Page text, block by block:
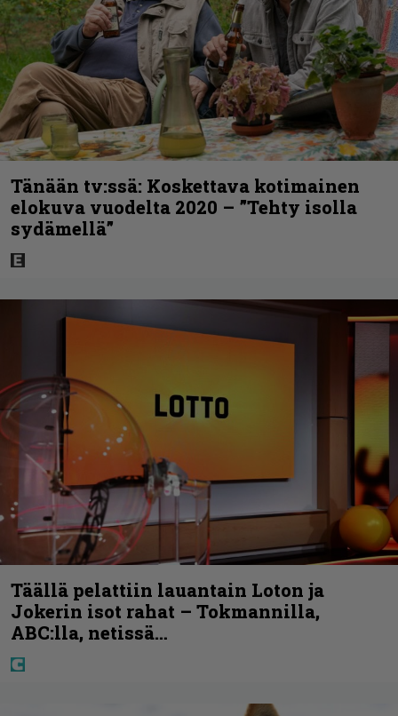
Tänään tv:ssä: Koskettava kotimainen
elokuva vuodelta 2020 – ”Tehty isolla
sydämellä”
Täällä pelattiin lauantain Loton ja
Jokerin isot rahat – Tokmannilla,
ABC:lla, netissä…